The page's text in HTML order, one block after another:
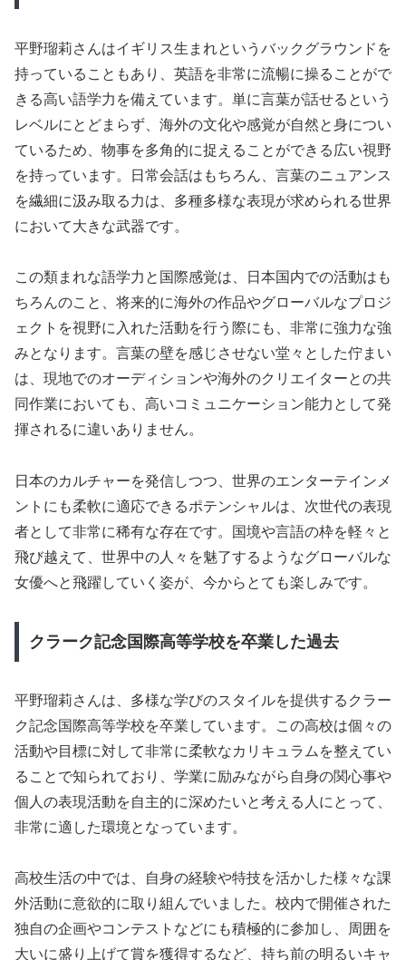
平野瑠莉さんはイギリス生まれというバックグラウンドを
持っていることもあり、英語を非常に流暢に操ることがで
きる高い語学力を備えています。単に言葉が話せるという
レベルにとどまらず、海外の文化や感覚が自然と身につい
ているため、物事を多角的に捉えることができる広い視野
を持っています。日常会話はもちろん、言葉のニュアンス
を繊細に汲み取る力は、多種多様な表現が求められる世界
において大きな武器です。
この類まれな語学力と国際感覚は、日本国内での活動はも
ちろんのこと、将来的に海外の作品やグローバルなプロジ
ェクトを視野に入れた活動を行う際にも、非常に強力な強
みとなります。言葉の壁を感じさせない堂々とした佇まい
は、現地でのオーディションや海外のクリエイターとの共
同作業においても、高いコミュニケーション能力として発
揮されるに違いありません。
日本のカルチャーを発信しつつ、世界のエンターテインメ
ントにも柔軟に適応できるポテンシャルは、次世代の表現
者として非常に稀有な存在です。国境や言語の枠を軽々と
飛び越えて、世界中の人々を魅了するようなグローバルな
女優へと飛躍していく姿が、今からとても楽しみです。
クラーク記念国際高等学校を卒業した過去
平野瑠莉さんは、多様な学びのスタイルを提供するクラー
ク記念国際高等学校を卒業しています。この高校は個々の
活動や目標に対して非常に柔軟なカリキュラムを整えてい
ることで知られており、学業に励みながら自身の関心事や
個人の表現活動を自主的に深めたいと考える人にとって、
非常に適した環境となっています。
高校生活の中では、自身の経験や特技を活かした様々な課
外活動に意欲的に取り組んでいました。校内で開催された
独自の企画やコンテストなどにも積極的に参加し、周囲を
大いに盛り上げて賞を獲得するなど、持ち前の明るいキャ